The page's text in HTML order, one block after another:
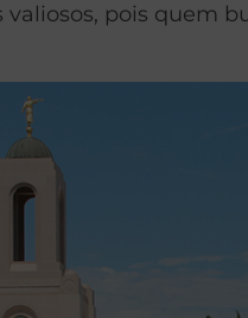
pois quem